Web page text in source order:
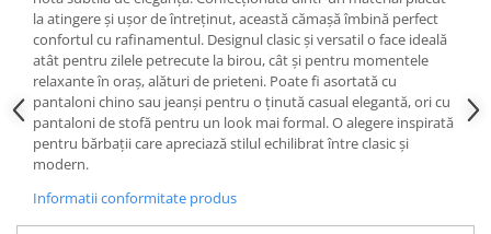
la atingere și ușor de întreținut, această cămașă îmbină perfect
confortul cu rafinamentul. Designul clasic și versatil o face ideală
atât pentru zilele petrecute la birou, cât și pentru momentele
relaxante în oraș, alături de prieteni. Poate fi asortată cu
pantaloni chino sau jeanși pentru o ținută casual elegantă, ori cu
pantaloni de stofă pentru un look mai formal. O alegere inspirată
pentru bărbații care apreciază stilul echilibrat între clasic și
modern.
Informatii conformitate produs